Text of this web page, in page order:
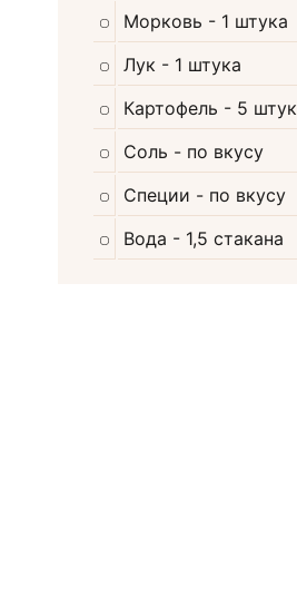
Морковь - 1 штука
Лук - 1 штука
Картофель - 5 штук
Соль - по вкусу
Специи - по вкусу
Вода - 1,5 стакана